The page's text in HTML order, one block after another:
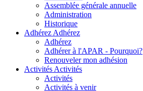
Assemblée générale annuelle
Administration
Historique
Adhérez Adhérez
Adhérez
Adhérer à l'APAR - Pourquoi?
Renouveler mon adhésion
Activités Activités
Activités
Activités à venir